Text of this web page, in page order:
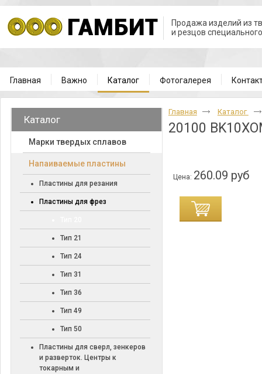
Продажа изделий из
и резцов
Главная Важно Каталог Фотогалерея
Каталог
Марки твердых сплавов
Напаиваемые пластины
Пластины для резания
Пластины для фрез
Тип 21
Тип 24
Тип 31
Тип 36
Тип 49
Тип 50
Пластины для сверл, зенкеров
и разверток. Центры к
токарным и
Главная Каталог
20100
Цена: 260.09 руб